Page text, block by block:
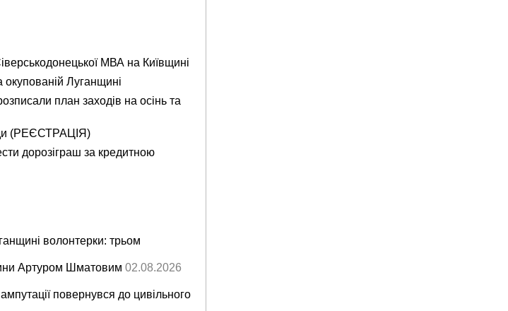
МВА на Київщині
окупованій Луганщині
план заходів на осінь та
(РЕЄСТРАЦІЯ)
дорозіграш за кредитною
волонтерки: трьом
Артуром Шматовим 02.08.2026
повернувся до цивільного